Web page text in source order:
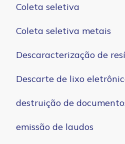
Coleta seletiva
Coleta seletiva metais
Descaracterização de
Descarte de lixo
destruição de
emissão de laudos